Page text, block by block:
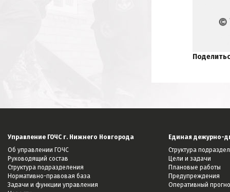
Управление ГОЧС г. Нижнего Новгорода
Об управлении ГОЧС
Руководящий состав
Структура подразделения
Нормативно-правовая база
Задачи и функции управления
Единая дежурно-
Структура
Цели и задачи
Плановые работы
Предупреждения
Оперативный